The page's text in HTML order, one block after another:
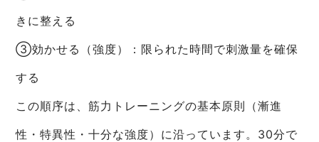
きに整える
③効かせる（強度）：限られた時間で刺激量を確保
する
この順序は、筋力トレーニングの基本原則（漸進
性・特異性・十分な強度）に沿っています。30分で